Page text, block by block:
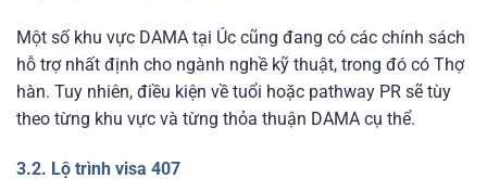
Một số khu vực DAMA tại Úc cũng đang có các chính sách
hỗ trợ nhất định cho ngành nghề kỹ thuật, trong đó có Thợ
hàn. Tuy nhiên, điều kiện về tuổi hoặc pathway PR sẽ tùy
theo từng khu vực và từng thỏa thuận DAMA cụ thể.
3.2. Lộ trình visa 407